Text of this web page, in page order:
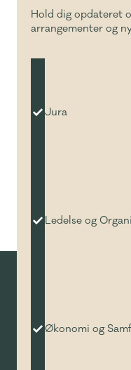
Hold dig opdateret
arrangementer og
Jura
Ledelse og
Økonomi og